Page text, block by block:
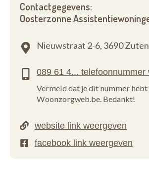
Contactgegevens:
Oosterzonne
Nieuwstraat 2-6, 3690
Vermeld dat je dit nummer hebt
Woonzorgweb.be. Bedankt!